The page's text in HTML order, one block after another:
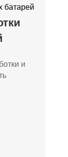
батарей
и